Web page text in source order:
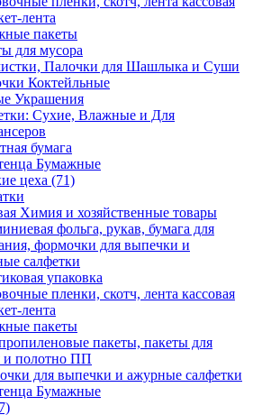
лента
пакеты
для мусора
Палочки для Шашлыка и Суши
Коктейльные
Украшения
Сухие, Влажные и Для
бумага
Бумажные
цеха (71)
Химия и хозяйственные товары
фольга, рукав, бумага для
формочки для выпечки и
салфетки
упаковка
пленки, скотч, лента кассовая
лента
пакеты
пакеты, пакеты для
и полотно ПП
для выпечки и ажурные салфетки
Бумажные